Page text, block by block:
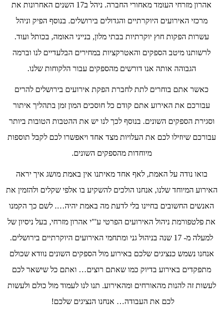
אהרון מזרחי העומד מאחורי החברה. ניהל ב17 השנים האחרונות את
מרכזי האירועים היוקרתיים והגדולים בירושלים. בנוסף הפיק וניהל
עשרות הפקות חוץ יוקרתיות בבתי מלון, בנייני האומה, בכותל ועוד.
לרשותנו מיטב הספקים והאטרקציות במחירים הבלעדיים לנו וברמה
הגבוהה אותה אנו דורשים מהספקים עבור הלקוחות שלנו.
כאשר אתם בוחרים לתת לחברת הפקת אירועים בירושלים להרים
עבורכם את האירוע אתם קודם כל חוסכים המון זמן בתהליך איתור
וסגירת הספקים השונים. בנוסף לכך לנו יש את ההטבות הטובות ביותר
עבורכם שיוזילו לכם את העלויות מצד אחד ויאפשרו לכם לקבל תוספות
מיוחדות מהספקים השונים.
בואו נודה על האמת, לאף אחד מאיתנו אין באמת מושג איך יראה
האירוע המיוחד שלנו, אנחנו הולכים להשקיע בו אלפי שקלים ולהזמין את
האנשים החשובים בחיינו בלי לדעת מה באמת יהיה…. לשם כך הקמנו
את פלטפורמת ניהול האירועים הפרטי ע'"י אהרון מזרחי, בעל ניסיון של
למעלה מ- 17 שנה בניהול גני ומתחמי האירועים היוקרתיים בירושלים.
אנחנו נשמש כנציגים שלכם באירוע מול הספקים השונים נוודא שכולם
מתפקדים באירוע בדיוק כמו שאתם רוצים… ואתם כל שישאר לכם
לעשות זה להנות מהאורחים ומהאירוע. תנו לנו לעמוד מול כולם ולעשות
לכם את העבודה… אנחנו הנציגים שלכם!